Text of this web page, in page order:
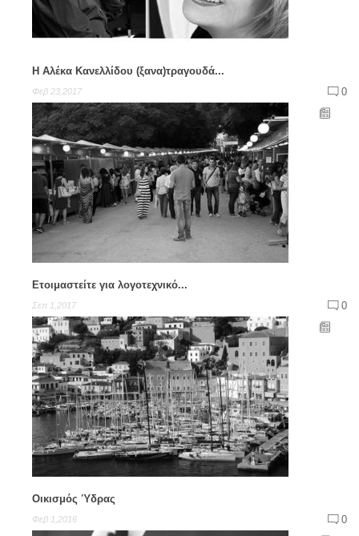
Η Αλέκα Κανελλίδου (ξανα)τραγουδά...
Φεβ 23,2017 0
Ετοιμαστείτε για λογοτεχνικό...
Σεπ 1,2017 0
Οικισμός Ύδρας
Φεβ 1,2016 0